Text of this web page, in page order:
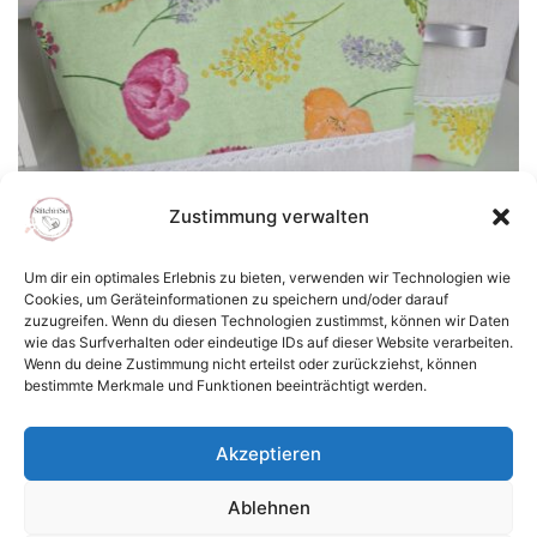
Zustimmung verwalten
Um dir ein optimales Erlebnis zu bieten, verwenden wir Technologien wie
Cookies, um Geräteinformationen zu speichern und/oder darauf
zuzugreifen. Wenn du diesen Technologien zustimmst, können wir Daten
wie das Surfverhalten oder eindeutige IDs auf dieser Website verarbeiten.
Wenn du deine Zustimmung nicht erteilst oder zurückziehst, können
bestimmte Merkmale und Funktionen beeinträchtigt werden.
Akzeptieren
Ablehnen
auf
der
Produktseite
gewählt
werden
Kulturtasche Blumen
18,50€
AUSFÜHRUNG WÄHLEN
Dieses
weist